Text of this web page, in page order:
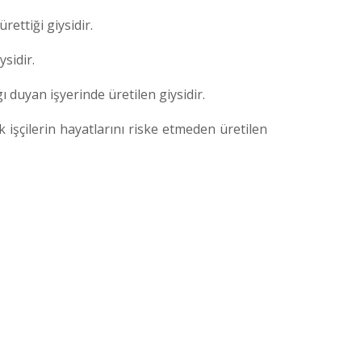
giysidir.
duyan işyerinde üretilen giysidir.
işçilerin hayatlarını riske etmeden üretilen